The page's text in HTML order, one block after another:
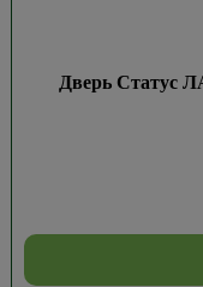
Дверь Статус